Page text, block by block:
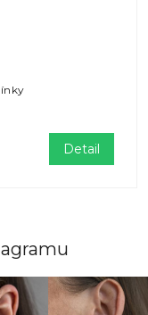
Detail